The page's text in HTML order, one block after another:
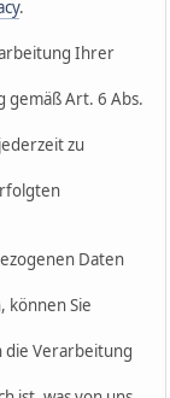
.
Ihrer
gemäß Art. 6 Abs.
zu
Daten
können Sie
die Verarbeitung